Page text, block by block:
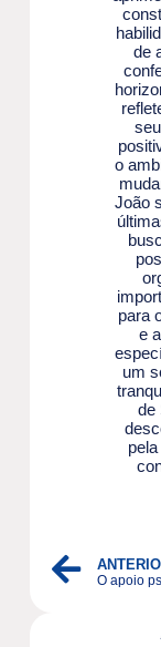
de
o
João
para
e
um
de